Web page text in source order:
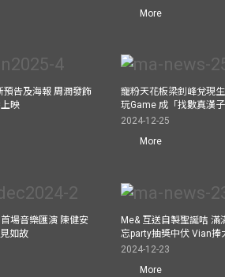
More
預告及海報 周潤發飾
映
寵粉天花板梁釗峰兌現
玩Game 成「找數真漢
2024-12-25
More
場音樂匯演 陳健安
如故
Me& 互送自製聖誕咭
忘party抽獎中伏 Vian捧
2024-12-23
More